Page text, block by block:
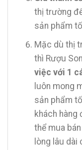
thị trường
sản phẩm
Mặc dù thị
thì Rượu
việc với 1
luôn mong
sản phẩm
khách hàng
thể mua
lòng lâu